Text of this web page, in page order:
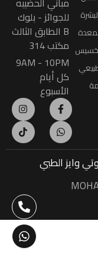
للجوائز - بلوك
B الطابق الثالث
مكتب 314
9AM - 10PM
كل أيام
الأسبوع
وايز الطبي